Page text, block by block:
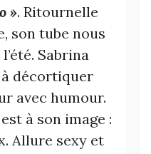
». Ritournelle
son tube nous
Sabrina
à décortiquer
avec humour.
à son image :
Allure sexy et